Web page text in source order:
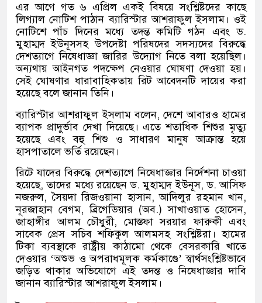
এর আগে গত ৬ এপ্রিল একই বিষয়ে সংশ্লিষ্টদের কাছে
লিগ্যাল নোটিশ পাঠান ব্যারিস্টার আশরাফুল ইসলাম। ওই
নোটিশে পাঁচ দিনের মধ্যে তদন্ত কমিটি গঠন এবং ড.
মুহাম্মদ ইউনূসসহ উপদেষ্টা পরিষদের সদস্যদের বিরুদ্ধে
দেশত্যাগে নিষেধাজ্ঞা জারির উদ্যোগ নিতে বলা হয়েছিল।
অন্যথায় আইনগত পদক্ষেপ নেওয়ার ঘোষণা দেওয়া হয়।
সেই ঘোষণার ধারাবাহিকতায় রিট আবেদনটি দায়ের করা
হয়েছে বলে জানান তিনি।
ব্যারিস্টার আশরাফুল ইসলাম বলেন, দেশে আবারও হামের
ব্যাপক প্রাদুর্ভাব দেখা দিয়েছে। এতে শতাধিক শিশুর মৃত্যু
হয়েছে এবং বহু শিশু ও সাধারণ মানুষ আক্রান্ত হয়ে
হাসপাতালে ভর্তি রয়েছেন।
রিটে যাদের বিরুদ্ধে দেশত্যাগে নিষেধাজ্ঞার নির্দেশনা চাওয়া
হয়েছে, তাদের মধ্যে রয়েছেন ড. মুহাম্মদ ইউনূস, ড. আসিফ
নজরুল, সৈয়দা রিজওয়ানা হাসান, আদিলুর রহমান খান,
নূরজাহান বেগম, ব্রিগেডিয়ার (অব.) সাখাওয়াত হোসেন,
জাহাঙ্গীর আলম চৌধুরী, মোস্তফা সরয়ার ফারুকী এবং
সাবেক প্রেস সচিব শফিকুল আলমসহ সংশ্লিষ্টরা। হামের
টিকা ব্যবস্থাকে রাষ্ট্রীয় কাঠামো থেকে বেসরকারি খাতে
দেওয়ার ‘অশুভ ও অপরাধমূলক কর্মকাণ্ডে’ স্বার্থসংশ্লিষ্টভাবে
জড়িত থাকার অভিযোগে এই তদন্ত ও নিষেধাজ্ঞার দাবি
জানান ব্যারিস্টার আশরাফুল ইসলাম।